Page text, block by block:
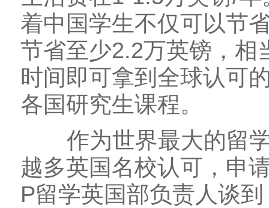
着中国学生不仅可以节
节省至少2.2万英镑，相
时间即可拿到全球认可
各国研究生课程。
作为世界最大的留学
越多英国名校认可，申
P留学英国部负责人谈